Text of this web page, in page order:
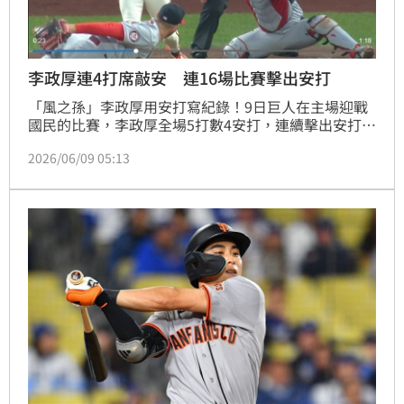
李政厚連4打席敲安 連16場比賽擊出安打
「風之孫」李政厚用安打寫紀錄！9日巨人在主場迎戰
國民的比賽，李政厚全場5打數4安打，連續擊出安打場
場3：4惜敗。
2026/06/09 05:13